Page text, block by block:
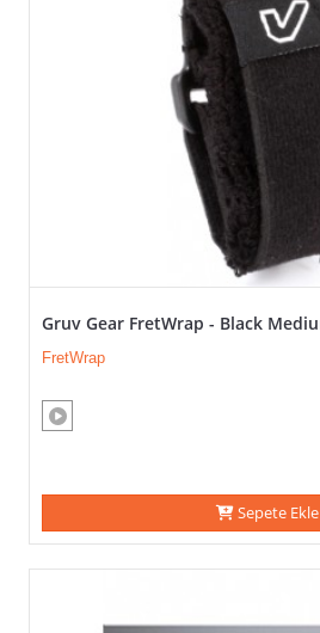
Gruv Gear FretWrap - Black
FretWrap
Sepete Ekle